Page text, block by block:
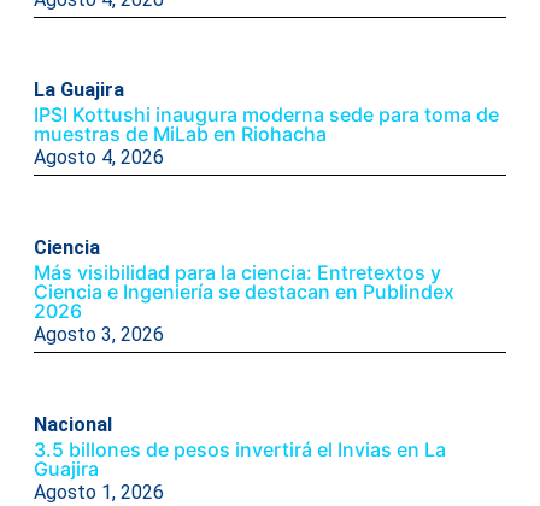
La Guajira
IPSI Kottushi inaugura moderna sede para toma de
muestras de MiLab en Riohacha
Agosto 4, 2026
Ciencia
Más visibilidad para la ciencia: Entretextos y
Ciencia e Ingeniería se destacan en Publindex
2026
Agosto 3, 2026
Nacional
3.5 billones de pesos invertirá el Invias en La
Guajira
Agosto 1, 2026